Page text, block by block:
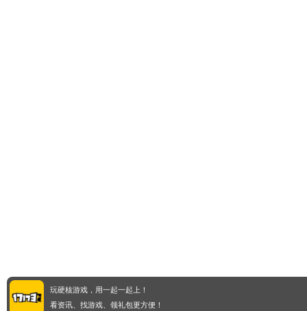
玩硬核游戏，用一起一起上！
看资讯、找游戏、领礼包更方便！